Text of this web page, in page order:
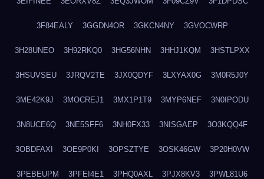
3F84EALY 3GGDN4OR 3GKCN4NY 3GVOCWRP
3H28UNEO 3H92RKQ0 3HG56NHN 3HHJ1KQM 3HSTLPXX
3HSUVSEU 3JRQV2TE 3JX0QDYF 3LXYAX0G 3M0R5J0Y
3ME42K9J 3MOCREJ1 3MX1P1T9 3MYP6NEF 3N0IPODU
3N8UCE6Q 3NE5SFF6 3NH0FX33 3NISGAEP 3O3KQQ4F
3OBDFAXI 3OE9P0KI 3OPSZTYE 3OSK46GW 3P20H0VW
3PEBEUPM 3PFEI4E1 3PHQ0AXL 3PJX8KV3 3PWL81U6